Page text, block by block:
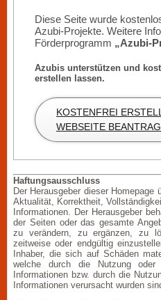
Diese Seite wurde
Azubi-Projekte. Weitere
Förderprogramm „Azubi-
Azubis unterstützen und
erstellen lassen.
KOSTENFREI
WEBSEITE
Haftungsausschluss
Der Herausgeber dieser
Aktualität, Korrektheit,
Informationen. Der Herausgeber
der Seiten oder das gesamte
zu verändern, zu ergänzen, zu
zeitweise oder endgültig
Inhaber, die sich auf Schäden
welche durch die Nutzung oder
Informationen bzw. durch die
Informationen verursacht wurden